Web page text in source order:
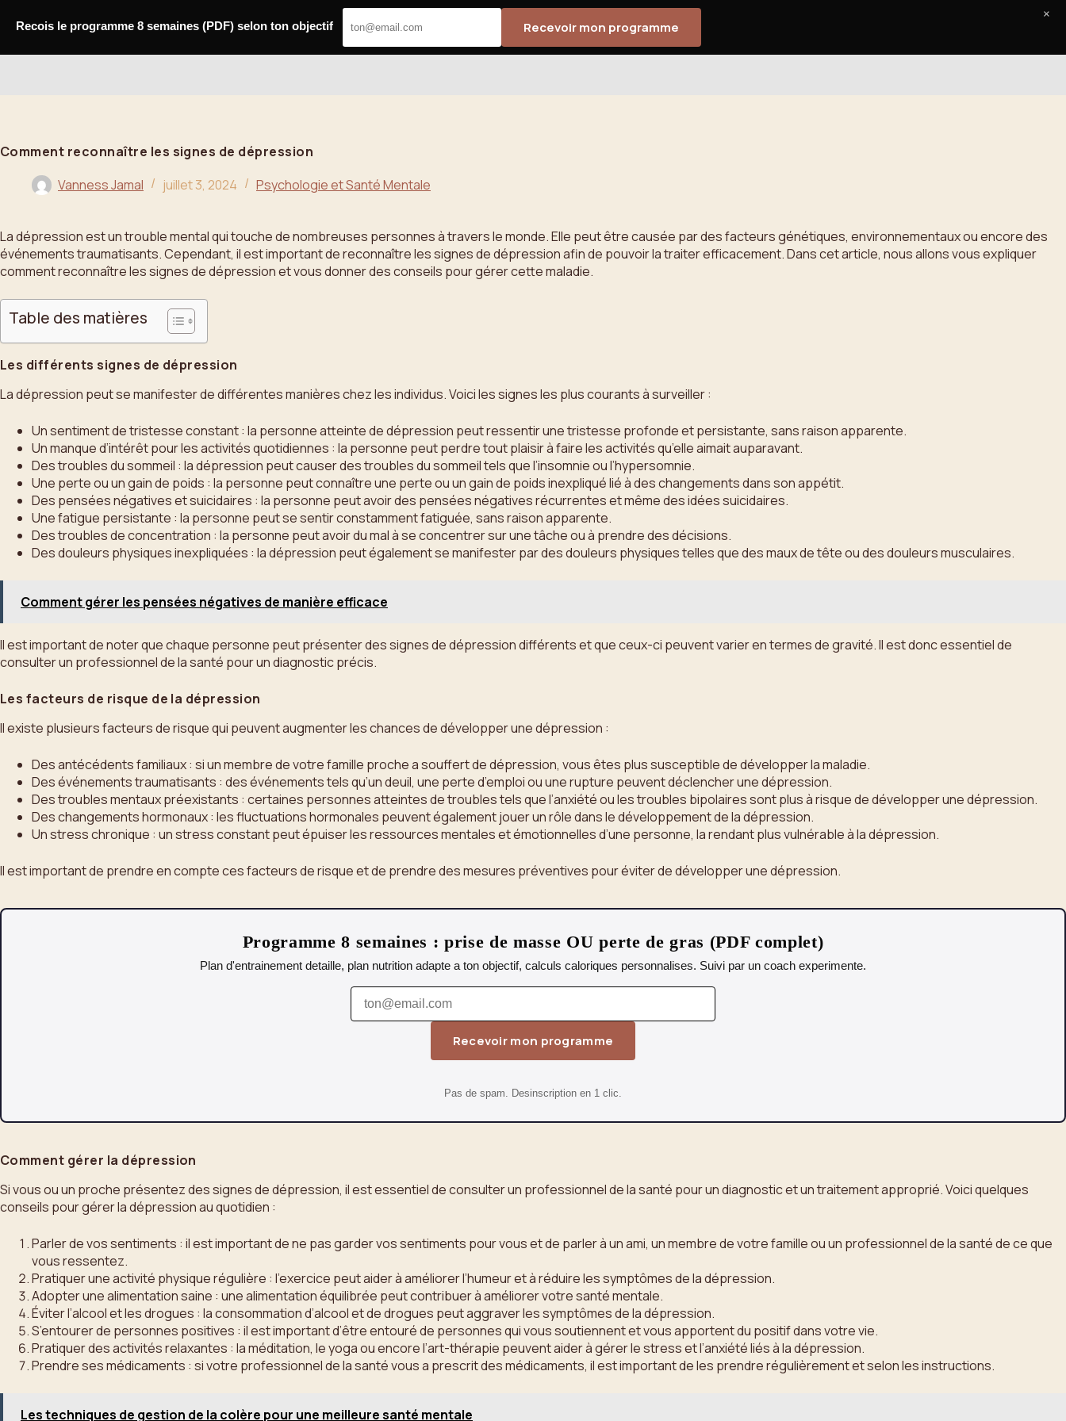
Comment reconnaître les signes de dépression
Vanness Jamal
juillet 3, 2024 Psychologie et Santé Mentale
La dépression est un trouble mental qui touche de nombreuses personnes à travers le monde. Elle peut être causée par des facteurs génétiques, environnementaux ou encore des
événements traumatisants. Cependant, il est important de reconnaître les signes de dépression afin de pouvoir la traiter efficacement. Dans cet article, nous allons vous expliquer
comment reconnaître les signes de dépression et vous donner des conseils pour gérer cette maladie.
Table des matières
Les différents signes de dépression
La dépression peut se manifester de différentes manières chez les individus. Voici les signes les plus courants à surveiller :
Un sentiment de tristesse constant : la personne atteinte de dépression peut ressentir une tristesse profonde et persistante, sans raison apparente.
Un manque d’intérêt pour les activités quotidiennes : la personne peut perdre tout plaisir à faire les activités qu’elle aimait auparavant.
Des troubles du sommeil : la dépression peut causer des troubles du sommeil tels que l’insomnie ou l’hypersomnie.
Une perte ou un gain de poids : la personne peut connaître une perte ou un gain de poids inexpliqué lié à des changements dans son appétit.
Des pensées négatives et suicidaires : la personne peut avoir des pensées négatives récurrentes et même des idées suicidaires.
Une fatigue persistante : la personne peut se sentir constamment fatiguée, sans raison apparente.
Des troubles de concentration : la personne peut avoir du mal à se concentrer sur une tâche ou à prendre des décisions.
Des douleurs physiques inexpliquées : la dépression peut également se manifester par des douleurs physiques telles que des maux de tête ou des douleurs musculaires.
Comment gérer les pensées négatives de manière efficace
Il est important de noter que chaque personne peut présenter des signes de dépression différents et que ceux-ci peuvent varier en termes de gravité. Il est donc essentiel de
consulter un professionnel de la santé pour un diagnostic précis.
Les facteurs de risque de la dépression
Il existe plusieurs facteurs de risque qui peuvent augmenter les chances de développer une dépression :
Des antécédents familiaux : si un membre de votre famille proche a souffert de dépression, vous êtes plus susceptible de développer la maladie.
Des événements traumatisants : des événements tels qu’un deuil, une perte d’emploi ou une rupture peuvent déclencher une dépression.
Des troubles mentaux préexistants : certaines personnes atteintes de troubles tels que l’anxiété ou les troubles bipolaires sont plus à risque de développer une dépression.
Des changements hormonaux : les fluctuations hormonales peuvent également jouer un rôle dans le développement de la dépression.
Un stress chronique : un stress constant peut épuiser les ressources mentales et émotionnelles d’une personne, la rendant plus vulnérable à la dépression.
Il est important de prendre en compte ces facteurs de risque et de prendre des mesures préventives pour éviter de développer une dépression.
Programme 8 semaines : prise de masse OU perte de gras (PDF complet)
Plan d'entrainement detaille, plan nutrition adapte a ton objectif, calculs caloriques personnalises. Suivi par un coach experimente.
Recevoir mon programme
Pas de spam. Desinscription en 1 clic.
Comment gérer la dépression
Si vous ou un proche présentez des signes de dépression, il est essentiel de consulter un professionnel de la santé pour un diagnostic et un traitement approprié. Voici quelques
conseils pour gérer la dépression au quotidien :
Parler de vos sentiments : il est important de ne pas garder vos sentiments pour vous et de parler à un ami, un membre de votre famille ou un professionnel de la santé de ce que
vous ressentez.
Pratiquer une activité physique régulière : l’exercice peut aider à améliorer l’humeur et à réduire les symptômes de la dépression.
Adopter une alimentation saine : une alimentation équilibrée peut contribuer à améliorer votre santé mentale.
Éviter l’alcool et les drogues : la consommation d’alcool et de drogues peut aggraver les symptômes de la dépression.
S’entourer de personnes positives : il est important d’être entouré de personnes qui vous soutiennent et vous apportent du positif dans votre vie.
Pratiquer des activités relaxantes : la méditation, le yoga ou encore l’art-thérapie peuvent aider à gérer le stress et l’anxiété liés à la dépression.
Prendre ses médicaments : si votre professionnel de la santé vous a prescrit des médicaments, il est important de les prendre régulièrement et selon les instructions.
Les techniques de gestion de la colère pour une meilleure santé mentale
Recois le programme 8 semaines (PDF) selon ton objectif Recevoir mon programme
×